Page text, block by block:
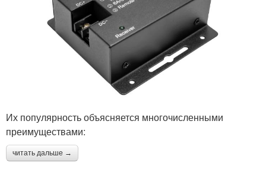
Их популярность объясняется многочисленными
преимуществами:
читать дальше →